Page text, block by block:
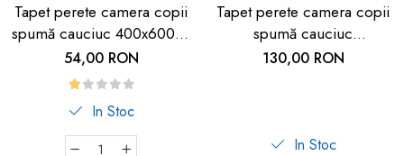
Tapet perete camera copii
spumă cauciuc 400x600x6
mm, Bej
54,00 RON
In Stoc
Tapet perete camera copii
spumă cauciuc
600x900x5mm - Siguranță
130,00 RON
In Stoc